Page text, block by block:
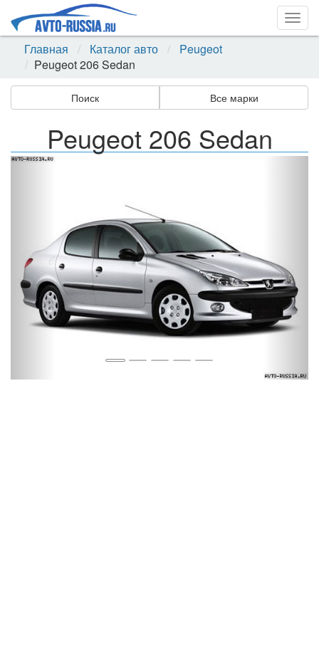
Главная
Каталог авто
Peugeot
Peugeot 206 Sedan
Поиск Все марки
Peugeot 206 Sedan
Назад